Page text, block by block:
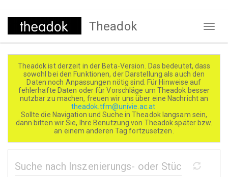
Direkt
Theadok
Theadok ist derzeit in der Beta-Version. Das bedeutet, dass
sowohl bei den Funktionen, der Darstellung als auch den
Daten noch Anpassungen nötig sind. Für Hinweise auf
fehlerhafte Daten oder für Vorschläge um Theadok besser
nutzbar zu machen, freuen wir uns über eine Nachricht an
theadok.tfm@univie.ac.at
Sollte die Navigation und Suche in Theadok langsam sein,
dann bitten wir Sie, Ihre Benutzung von Theadok später bzw.
an einem anderen Tag fortzusetzen.